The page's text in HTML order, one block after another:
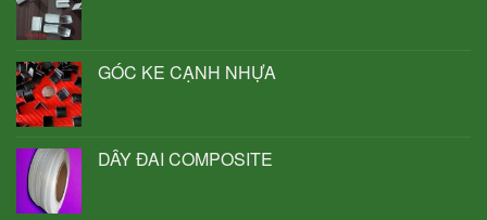
GÓC KE CẠNH NHỰA
DÂY ĐAI COMPOSITE